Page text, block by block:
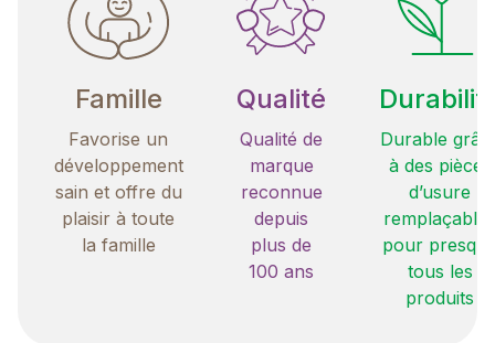
Famille
Favorise un
développement
sain et offre du
plaisir à toute
la famille
Qualité
Qualité de
marque
reconnue
depuis
plus de
100 ans
Durable
à des pièces
d’usure
remplaçables
pour
tous les
produits